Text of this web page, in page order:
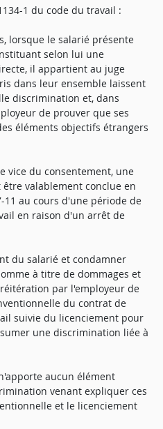
1 du code du travail :
lorsque le salarié présente
selon lui une
il appartient au juge
dans leur ensemble laissent
discrimination et, dans
de prouver que ses
éléments objectifs étrangers
vice du consentement, une
valablement conclue en
11 au cours d'une période de
en raison d'un arrêt de
du salarié et condamner
à titre de dommages et
par l'employeur de
du contrat de
suivie du licenciement pour
une discrimination liée à
aucun élément
venant expliquer ces
et le licenciement